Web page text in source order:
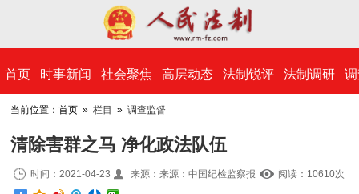
​首页 时事新闻 社会聚焦 高层动态 法制锐评 法制调研
当前位置：首页 »栏目 »调查监督
清除害群之马 净化政法队伍
时间：2021-04-23 来源：来源：中国纪检监察报 阅读：10610次